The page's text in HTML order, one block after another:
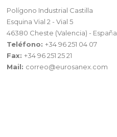
Polígono Industrial Castilla
Esquina Vial 2 - Vial 5
46380 Cheste (Valencia) - España
Teléfono:+34 96 251 04 07
Fax:+34 96 251 25 21
Mail: correo@eurosanex.com